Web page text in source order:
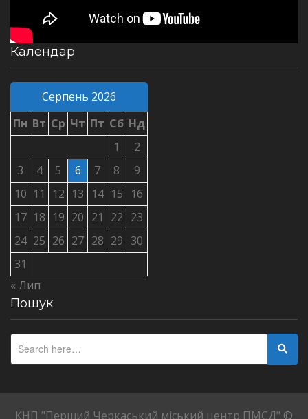
Календар
Серпень 2026
Пн Вт Ср Чт Пт Сб Нд
1
2
3
4 5 6 7 8
9
10 11 12 13 14 15
16
17 18 19 20 21 22 23
24 25 26 27 28 29 30
31
« Лип
Пошук
КНП "Перший Черкаський міський центр ПМСД" ©